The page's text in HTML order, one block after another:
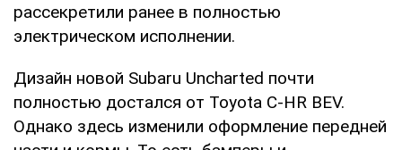
рассекретили ранее в полностью
электрическом исполнении.
Дизайн новой Subaru Uncharted почти
полностью достался от Toyota C-HR BEV.
Однако здесь изменили оформление передней